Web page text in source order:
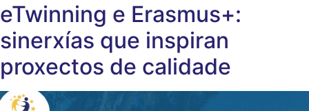
eTwinning e Erasmus+:
sinerxías que inspiran
proxectos de calidade